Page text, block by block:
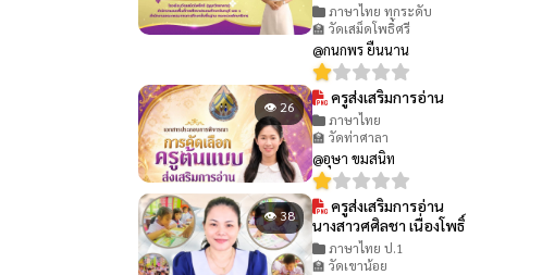
ภาษาไทย ทุกระดับ
🏫 วัดเสม็ดโพธิ์ศรี
@กนกพร ยืนนาน
👁 26 ครูส่งเสริมการอ่าน
ภาษาไทย
🏫 วัดท่าศาลา
@อุษา ขมสนิท
👁 38
ครูส่งเสริมการอ่าน
นางสาวศศิลชา เนื่องโพธิ์
ภาษาไทย ป.1
🏫 วัดเขาน้อย